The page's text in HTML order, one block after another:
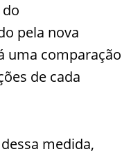
pela nova
uma comparação
de cada
medida,